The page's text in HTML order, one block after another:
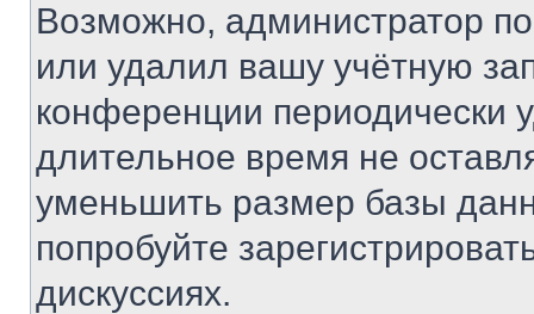
Возможно, администратор
или удалил вашу учётную
конференции периодически
длительное время не
уменьшить размер базы
попробуйте
дискуссиях.